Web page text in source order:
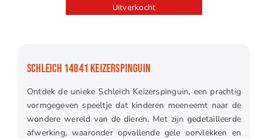
Uitverkocht
SCHLEICH 14841 KEIZERSPINGUIN
Ontdek de unieke Schleich Keizerspinguin, een prachtig
vormgegeven speeltje dat kinderen meeneemt naar de
wondere wereld van de dieren. Met zijn gedetailleerde
afwerking, waaronder opvallende gele oorvlekken en